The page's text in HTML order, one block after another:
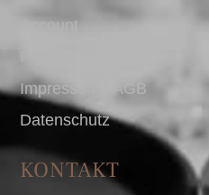
Account
Impressum I AGB
Datenschutz
KONTAKT